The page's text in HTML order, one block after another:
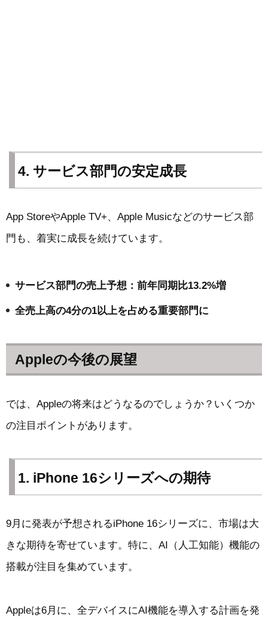
4. サービス部門の安定成長
App StoreやApple TV+、Apple Musicなどのサービス部
門も、着実に成長を続けています。
サービス部門の売上予想：前年同期比13.2%増
全売上高の4分の1以上を占める重要部門に
Appleの今後の展望
では、Appleの将来はどうなるのでしょうか？いくつか
の注目ポイントがあります。
1. iPhone 16シリーズへの期待
9月に発表が予想されるiPhone 16シリーズに、市場は大
きな期待を寄せています。特に、AI（人工知能）機能の
搭載が注目を集めています。
Appleは6月に、全デバイスにAI機能を導入する計画を発